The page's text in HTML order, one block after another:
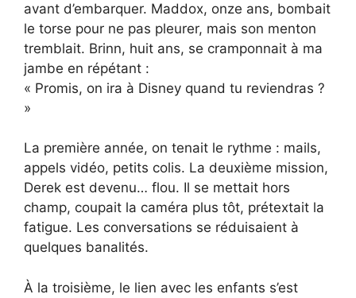
avant d’embarquer. Maddox, onze ans, bombait
le torse pour ne pas pleurer, mais son menton
tremblait. Brinn, huit ans, se cramponnait à ma
jambe en répétant :
« Promis, on ira à Disney quand tu reviendras ?
»
La première année, on tenait le rythme : mails,
appels vidéo, petits colis. La deuxième mission,
Derek est devenu… flou. Il se mettait hors
champ, coupait la caméra plus tôt, prétextait la
fatigue. Les conversations se réduisaient à
quelques banalités.
À la troisième, le lien avec les enfants s’est